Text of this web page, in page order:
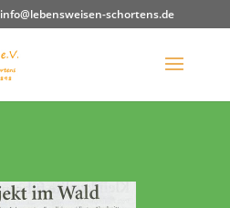
info@lebensweisen-schortens.de